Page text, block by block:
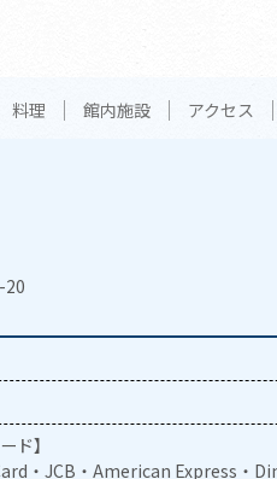
料理 館内施設 アクセス
ド】
・JCB・American Express・